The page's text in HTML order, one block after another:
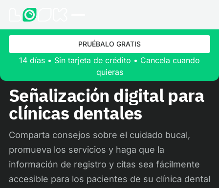
PRUÉBALO GRATIS
14 días • Sin tarjeta de crédito • Cancela cuando
quieras
Señalización digital para
clínicas dentales
Comparta consejos sobre el cuidado bucal,
promueva los servicios y haga que la
información de registro y citas sea fácilmente
accesible para los pacientes de su clínica dental